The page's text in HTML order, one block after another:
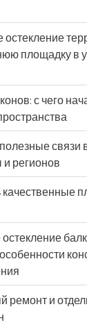
площадку в
с чего
связи
регионов
качественные
ремонт и